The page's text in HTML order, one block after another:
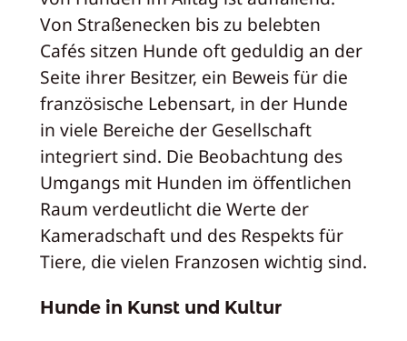
Von Straßenecken bis zu belebten
Cafés sitzen Hunde oft geduldig an der
Seite ihrer Besitzer, ein Beweis für die
französische Lebensart, in der Hunde
in viele Bereiche der Gesellschaft
integriert sind. Die Beobachtung des
Umgangs mit Hunden im öffentlichen
Raum verdeutlicht die Werte der
Kameradschaft und des Respekts für
Tiere, die vielen Franzosen wichtig sind.
Hunde in Kunst und Kultur